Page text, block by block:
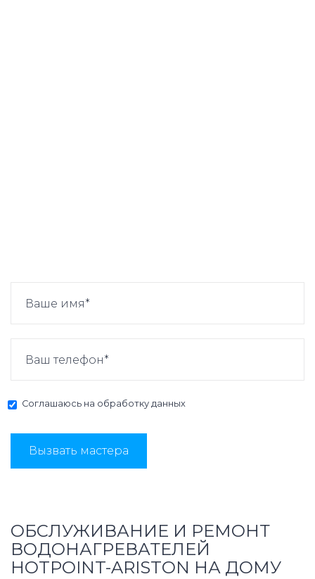
Соглашаюсь на обработку данных
Вызвать мастера
ОБСЛУЖИВАНИЕ И РЕМОНТ
ВОДОНАГРЕВАТЕЛЕЙ
HOTPOINT-ARISTON НА ДОМУ